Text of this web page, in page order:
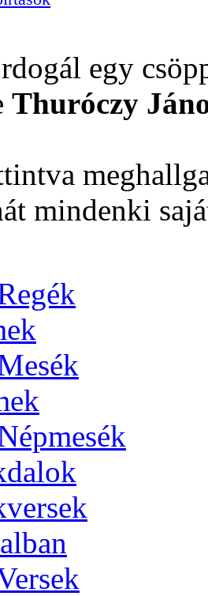
egy
Thuróczy
mindenki